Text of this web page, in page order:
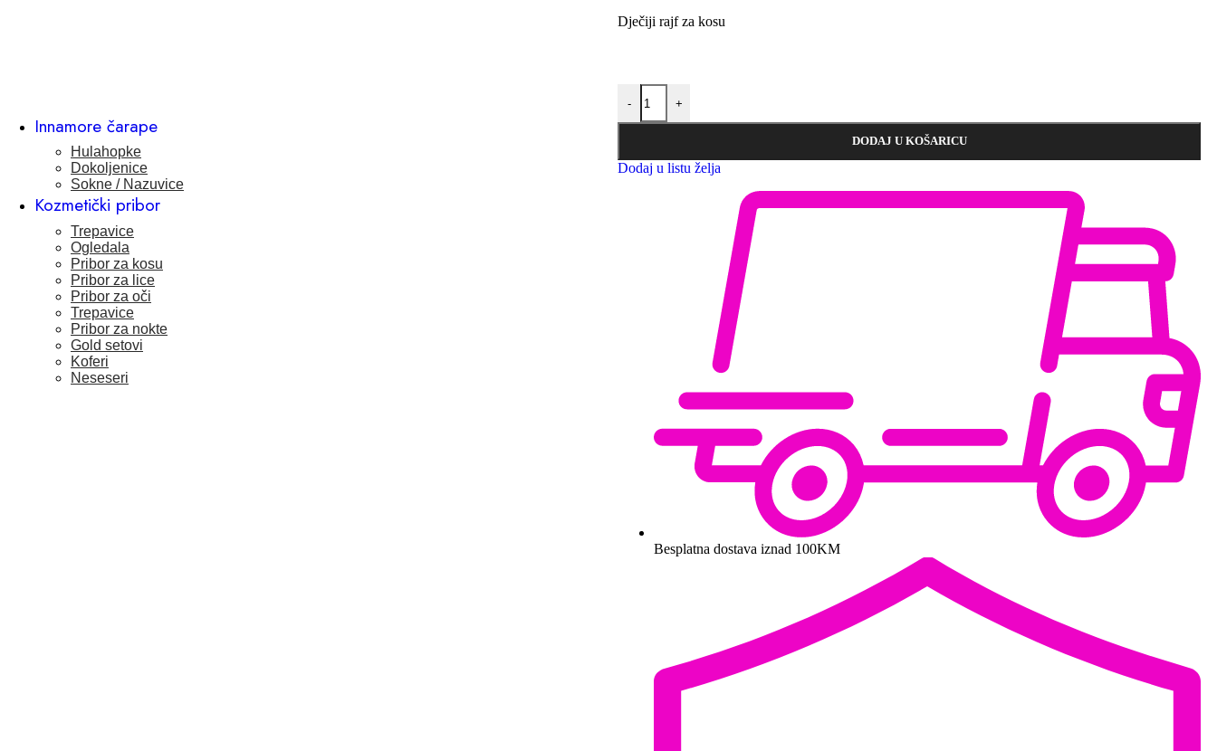
Innamore čarape
Hulahopke
Dokoljenice
Sokne / Nazuvice
Kozmetički pribor
Trepavice
Ogledala
Pribor za kosu
Pribor za lice
Pribor za oči
Trepavice
Pribor za nokte
Gold setovi
Koferi
Neseseri
Dječiji rajf za kosu
- +
DODAJ U KOŠARICU
Dodaj u listu želja
Besplatna dostava iznad 100KM